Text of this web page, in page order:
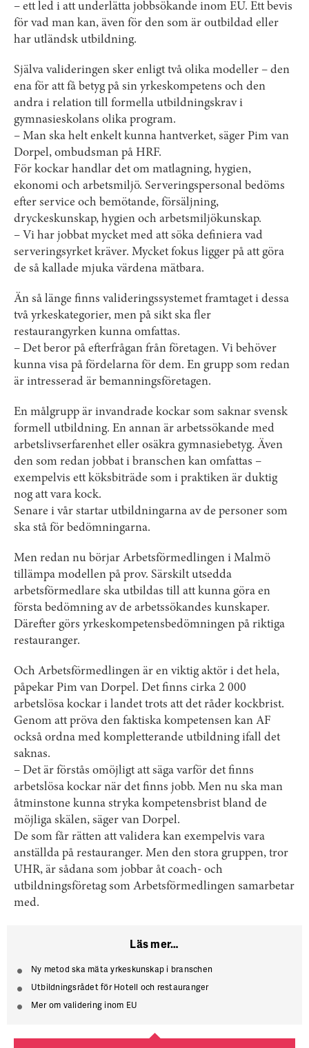
– ett led i att underlätta jobbsökande inom EU. Ett bevis
för vad man kan, även för den som är outbildad eller
har utländsk utbildning.
Själva valideringen sker enligt två olika modeller – den
ena för att få betyg på sin yrkeskompetens och den
andra i relation till formella utbildningskrav i
gymnasieskolans olika program.
– Man ska helt enkelt kunna hantverket, säger Pim van
Dorpel, ombudsman på HRF.
För kockar handlar det om matlagning, hygien,
ekonomi och arbetsmiljö. Serveringspersonal bedöms
efter service och bemötande, försäljning,
dryckeskunskap, hygien och arbetsmiljökunskap.
– Vi har jobbat mycket med att söka definiera vad
serveringsyrket kräver. Mycket fokus ligger på att göra
de så kallade mjuka värdena mätbara.
Än så länge finns valideringssystemet framtaget i dessa
två yrkeskategorier, men på sikt ska fler
restaurangyrken kunna omfattas.
– Det beror på efterfrågan från företagen. Vi behöver
kunna visa på fördelarna för dem. En grupp som redan
är intresserad är bemanningsföretagen.
En målgrupp är invandrade kockar som saknar svensk
formell utbildning. En annan är arbetssökande med
arbetslivserfarenhet eller osäkra gymnasiebetyg. Även
den som redan jobbat i branschen kan omfattas –
exempelvis ett köksbiträde som i praktiken är duktig
nog att vara kock.
Senare i vår startar utbildningarna av de personer som
ska stå för bedömningarna.
Men redan nu börjar Arbetsförmedlingen i Malmö
tillämpa modellen på prov. Särskilt utsedda
arbetsförmedlare ska utbildas till att kunna göra en
första bedömning av de arbetssökandes kunskaper.
Därefter görs yrkeskompetensbedömningen på riktiga
restauranger.
Och Arbetsförmedlingen är en viktig aktör i det hela,
påpekar Pim van Dorpel. Det finns cirka 2 000
arbetslösa kockar i landet trots att det råder kockbrist.
Genom att pröva den faktiska kompetensen kan AF
också ordna med kompletterande utbildning ifall det
saknas.
– Det är förstås omöjligt att säga varför det finns
arbetslösa kockar när det finns jobb. Men nu ska man
åtminstone kunna stryka kompetensbrist bland de
möjliga skälen, säger van Dorpel.
De som får rätten att validera kan exempelvis vara
anställda på restauranger. Men den stora gruppen, tror
UHR, är sådana som jobbar åt coach- och
utbildningsföretag som Arbetsförmedlingen samarbetar
med.
Läs mer…
Ny metod ska mäta yrkeskunskap i branschen
Utbildningsrådet för Hotell och restauranger
Mer om validering inom EU